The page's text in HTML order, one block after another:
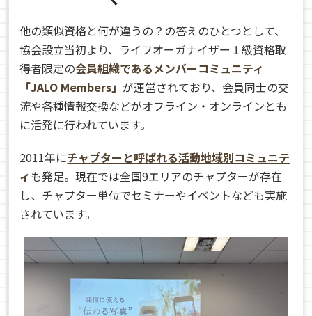
他の類似資格と何が違うの？の答えのひとつとして、
協会設立当初より、ライフオーガナイザー１級資格取
得者限定の会員組織であるメンバーコミュニティ
「JALO Members」が運営されており、会員同士の交
流や各種情報交換などがオフライン・オンラインとも
に活発に行われています。
2011年にチャプターと呼ばれる活動地域別コミュニテ
ィも発足。現在では全国9エリアのチャプターが存在
し、チャプター単位でセミナーやイベントなども実施
されています。